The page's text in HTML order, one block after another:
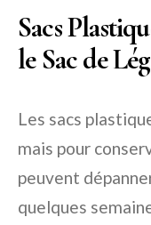
Sacs
le Sac de
Les sacs
mais pour
peuvent
quelques